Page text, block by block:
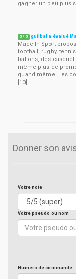
gagner un peu plus
5 / 5 guilbal a évalué
Made In Sport
football, rugby,
ballons, des
même plus de
quand même. Les
[10]
Donner son
Votre note
Votre pseudo ou nom
Numéro de commande